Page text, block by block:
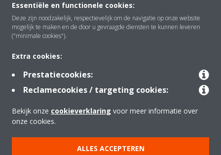
Over Daikin
Oplossingen
Contact
Producten
Essentiële en functionele cookies:
Deze zijn noodzakelijk, respectievelijk om de navigatie op onze website
mogelijk te maken en de door u gevraagde diensten te kunnen leveren
("minimale cookies").
Extra cookies:
Prestatiecookies:
Reclamecookies / targeting cookies:
Bekijk onze cookieverklaring voor meer informatie over
onze cookies.
ALLES ACCEPTEREN